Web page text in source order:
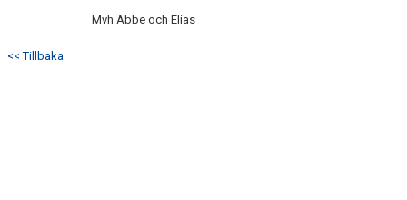
MATCHER
Mvh Abbe och Elias
<< Tillbaka